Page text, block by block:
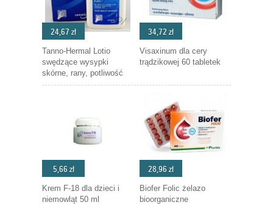
24,67 zł
Tanno-Hermal Lotio
swędzące wysypki
skórne, rany, potliwość
34,72 zł
Visaxinum dla cery
trądzikowej 60 tabletek
5,66 zł
Krem F-18 dla dzieci i
niemowląt 50 ml
28,96 zł
Biofer Folic żelazo
bioorganiczne